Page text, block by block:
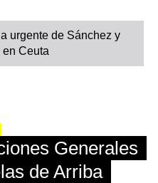
urgente de Sánchez y
Ceuta
Generales
de Arriba